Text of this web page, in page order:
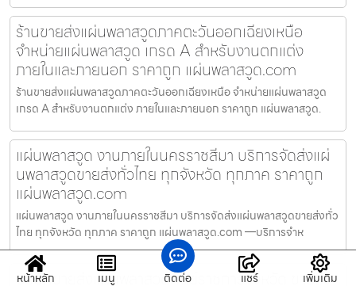
ร้านขายส่งแผ่นพลาสวูดภาคตะวันออกเฉียงเหนือ
จำหน่ายแผ่นพลาสวูด เกรด A สำหรับงานตกแต่ง
ภายในและภายนอก ราคาถูก แผ่นพลาสวูด.com
ร้านขายส่งแผ่นพลาสวูดภาคตะวันออกเฉียงเหนือ จำหน่ายแผ่นพลาสวูด
เกรด A สำหรับงานตกแต่ง ภายในและภายนอก ราคาถูก แผ่นพลาสวูด.
แผ่นพลาสวูด งานภายในนครราชสีมา บริการจัดส่งแผ่
นพลาสวูดขายส่งทั่วไทย ทุกจังหวัด ทุกภาค ราคาถูก
แผ่นพลาสวูด.com
แผ่นพลาสวูด งานภายในนครราชสีมา บริการจัดส่งแผ่นพลาสวูดขายส่งทั่ว
ไทย ทุกจังหวัด ทุกภาค ราคาถูก แผ่นพลาสวูด.com —บริการจำห
บริษัทขายส่งแผ่นพลาสวูดศูนย์ราชการจังหวัด ขายส่ง
หน้าหลัก เมนู ติดต่อ แชร์ เพิ่มเติม